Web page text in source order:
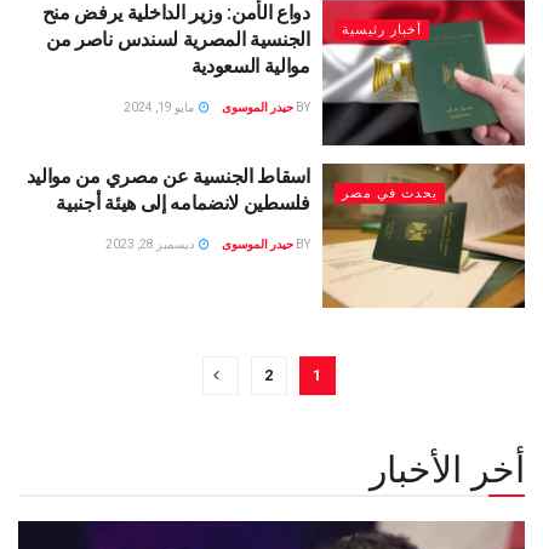
أخبار رئيسية
دواع الأمن: وزير الداخلية يرفض منح
الجنسية المصرية لسندس ناصر من
موالية السعودية
BY حيدر الموسوى مايو 19, 2024
يحدث في مصر
اسقاط الجنسية عن مصري من مواليد
فلسطين لانضمامه إلى هيئة أجنبية
BY حيدر الموسوى ديسمبر 28, 2023
1
2
أخر الأخبار